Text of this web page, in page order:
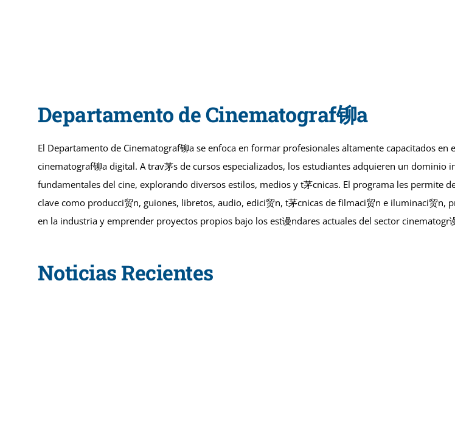
Departamento de Cinematograf铆a
El Departamento de Cinematograf铆a se enfoca en formar profesionales altamente capacitados en
cinematograf铆a digital. A trav茅s de cursos especializados, los estudiantes adquieren un dominio
fundamentales del cine, explorando diversos estilos, medios y t茅cnicas. El programa les permite
clave como producci贸n, guiones, libretos, audio, edici贸n, t茅cnicas de filmaci贸n e iluminaci贸n,
en la industria y emprender proyectos propios bajo los est谩ndares actuales del sector cinematogr
Noticias Recientes